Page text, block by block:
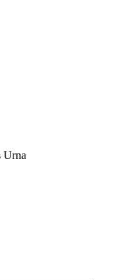
Urna